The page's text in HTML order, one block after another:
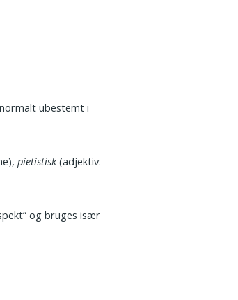
ubestemt i
pietistisk(adjektiv:
og bruges især